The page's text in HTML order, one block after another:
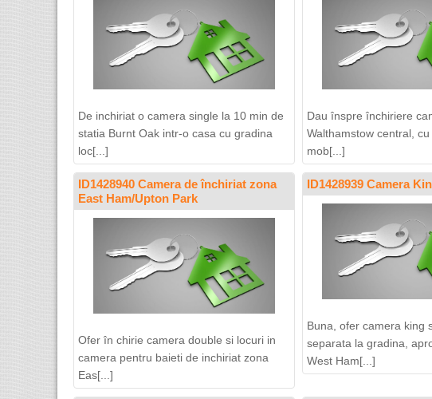
De inchiriat o camera single la 10 min de
statia Burnt Oak intr-o casa cu gradina
loc[...]
Dau înspre închiriere
Walthamstow central, cu
mob[...]
ID1428940 Camera de închiriat zona
East Ham/Upton Park
Ofer în chirie camera double si locuri in
camera pentru baieti de inchiriat zona
Eas[...]
ID1428939 Camera
Buna, ofer camera king
separata la gradina,
West Ham[...]